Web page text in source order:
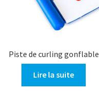
Piste de curling gonflable
Lire la suite